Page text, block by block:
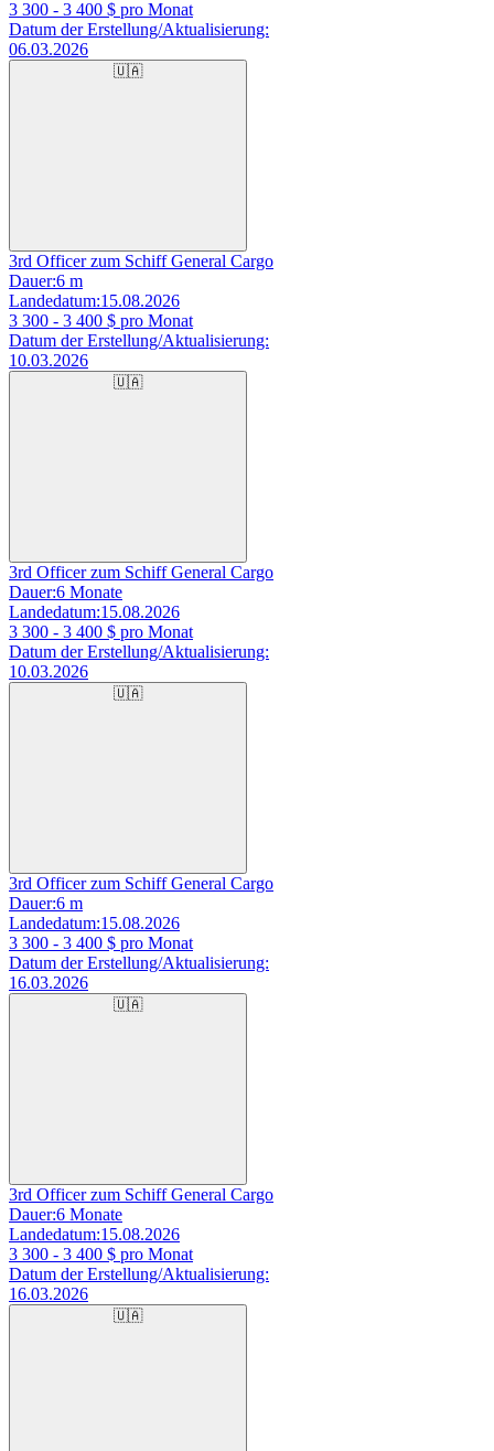
3 300 - 3 400 $ pro Monat
Datum der Erstellung/Aktualisierung:
06.03.2026
🇺🇦
3rd Officer zum Schiff General Cargo
Dauer:6 m
Landedatum:15.08.2026
3 300 - 3 400 $ pro Monat
Datum der Erstellung/Aktualisierung:
10.03.2026
🇺🇦
3rd Officer zum Schiff General Cargo
Dauer:6 Monate
Landedatum:15.08.2026
3 300 - 3 400 $ pro Monat
Datum der Erstellung/Aktualisierung:
10.03.2026
🇺🇦
3rd Officer zum Schiff General Cargo
Dauer:6 m
Landedatum:15.08.2026
3 300 - 3 400 $ pro Monat
Datum der Erstellung/Aktualisierung:
16.03.2026
🇺🇦
3rd Officer zum Schiff General Cargo
Dauer:6 Monate
Landedatum:15.08.2026
3 300 - 3 400 $ pro Monat
Datum der Erstellung/Aktualisierung:
16.03.2026
🇺🇦